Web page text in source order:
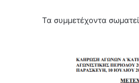
Τα συμμετέχοντα